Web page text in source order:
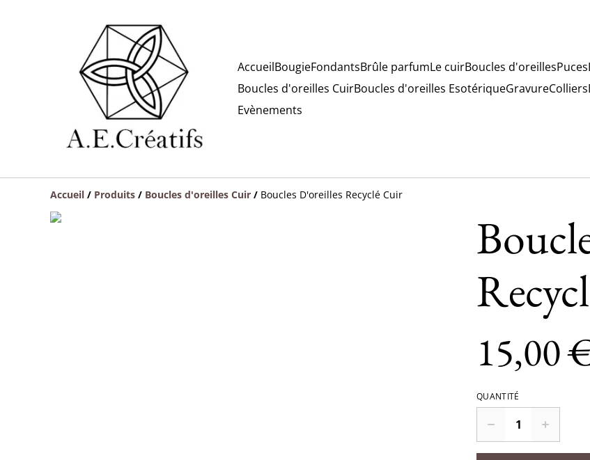
AccueilBougieFondantsBrûle parfumLe cuirBoucles d'oreillesPuces
Boucles d'oreilles CuirBoucles d'oreilles EsotériqueGravureColliers
Evènements
Accueil / Produits / Boucles d'oreilles Cuir / Boucles D'oreilles Recyclé Cuir
15,00
QUANTITÉ